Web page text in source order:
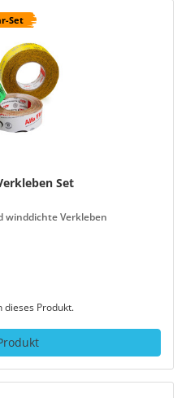
Set
Set
winddichte Verkleben
dieses Produkt.